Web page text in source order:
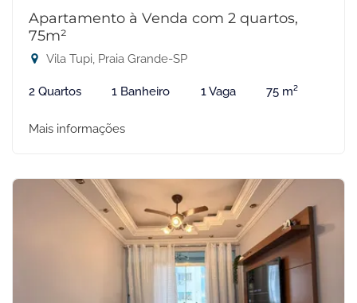
Apartamento à Venda com 2 quartos,
75m²
Vila Tupi, Praia Grande-SP
2 Quartos 1 Banheiro 1 Vaga 75 m²
Mais informações